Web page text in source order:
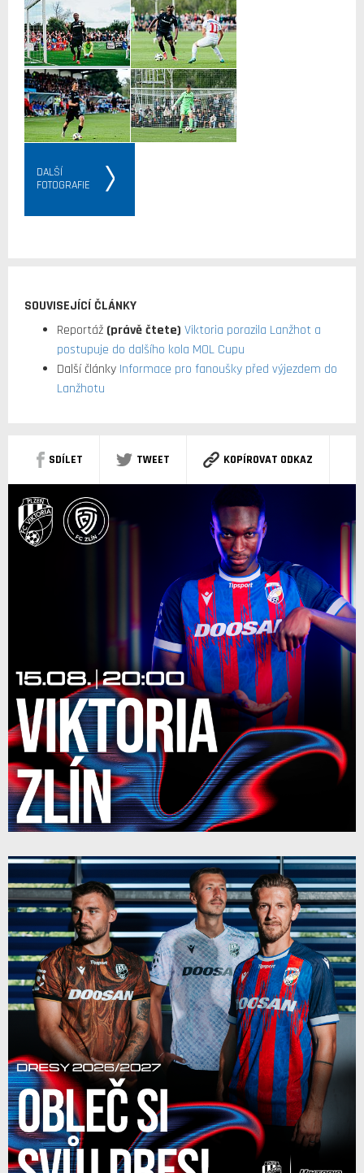
DALŠÍ
FOTOGRAFIE
SOUVISEJÍCÍ ČLÁNKY
Reportáž (právě čtete) Viktoria porazila Lanžhot a
postupuje do dalšího kola MOL Cupu
Další články Informace pro fanoušky před výjezdem do
Lanžhotu
SDÍLET TWEET KOPÍROVAT ODKAZ